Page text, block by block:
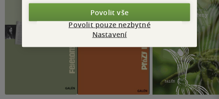
Povolit vše
Povolit pouze nezbytné
Nastavení